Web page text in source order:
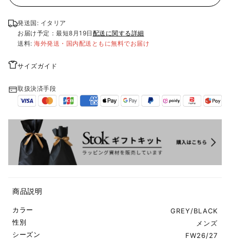
発送国: イタリア
お届け予定：最短8月19日 配送に関する詳細
送料: 海外発送・国内配送ともに無料でお届け
サイズガイド
取扱決済手段
商品説明
カラー
GREY/BLACK
性別
メンズ
シーズン
FW26/27